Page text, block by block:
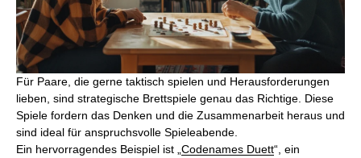
Für Paare, die gerne taktisch spielen und Herausforderungen
lieben, sind strategische Brettspiele genau das Richtige. Diese
Spiele fordern das Denken und die Zusammenarbeit heraus und
sind ideal für anspruchsvolle Spieleabende.
Ein hervorragendes Beispiel ist „ Codenames Duett“, ein